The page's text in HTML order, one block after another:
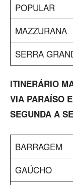
POPULAR
MAZZURANA
SERRA
ITINERÁRIO
VIA PARAÍSO
SEGUNDA A
BARRAGEM
GAÚCHO